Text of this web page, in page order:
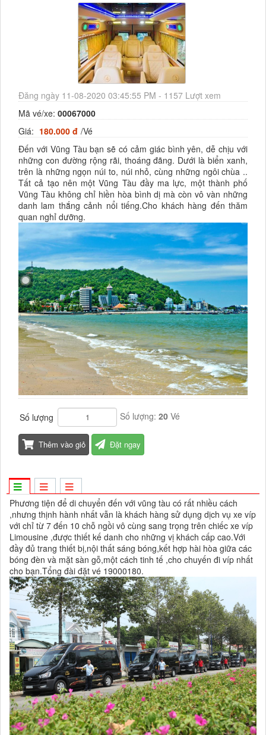
Đăng ngày 11-08-2020 03:45:55 PM - 1157 Lượt xem
Mã vé/xe: 00067000
Giá: 180.000 đ /Vé
Đến với Vũng Tàu bạn sẽ có cảm giác bình yên, dễ chịu với
những con đường rộng rãi, thoáng đãng. Dưới là biển xanh,
trên là những ngọn núi to, núi nhỏ, cùng những ngôi chùa ..
Tất cả tạo nên một Vũng Tàu đầy ma lực, một thành phố
Vũng Tàu không chỉ hiền hòa bình dị mà còn vô vàn những
danh lam thắng cảnh nổi tiếng.Cho khách hàng đến thăm
quan nghỉ dưỡng.
Số lượng Số lượng: 20 Vé
Thêm vào giỏ Đặt ngay
Phương tiện để di chuyển đến với vũng tàu có rất nhiều cách
,nhưng thịnh hành nhất vẫn là khách hàng sử dụng dịch vụ xe víp
với chỉ từ 7 đến 10 chỗ ngồi vô cùng sang trọng trên chiếc xe víp
Limousine ,được thiết kế danh cho những vị khách cấp cao.Với
đầy đủ trang thiết bị,nội thất sáng bóng,kết hợp hài hòa giữa các
bóng đèn và mặt sàn gỗ,một cách tinh tế ,cho chuyến đi víp nhất
cho bạn.Tổng đài đặt vé 19000180.